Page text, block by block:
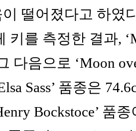
떨어졌다고 하였
키를 측정한 결과,
다음으로 ‘Moon
Sass’ 품종은
Bockstoce’ 품